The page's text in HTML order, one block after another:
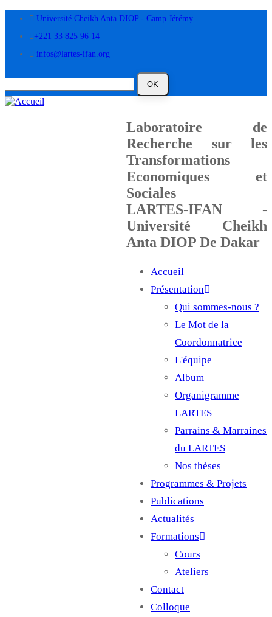
contenu
Université Cheikh Anta DIOP - Camp Jérémy
+221 33 825 96 14
infos@lartes-ifan.org
Laboratoire de
Recherche sur les
Transformations
Economiques et
Sociales
LARTES-IFAN -
Université Cheikh
Anta DIOP De Dakar
Main
navigation
Accueil
Présentation
Qui sommes-nous ?
Le Mot de la
Coordonnatrice
L'équipe
Album
Organigramme
LARTES
Parrains & Marraines
du LARTES
Nos thèses
Programmes & Projets
Publications
Actualités
Formations
Cours
Ateliers
Contact
Colloque